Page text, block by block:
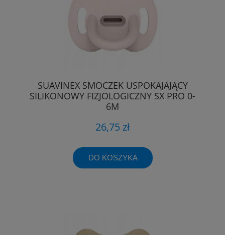
SUAVINEX SMOCZEK USPOKAJAJĄCY
SILIKONOWY FIZJOLOGICZNY SX PRO 0-
6M
26,75 zł
DO KOSZYKA